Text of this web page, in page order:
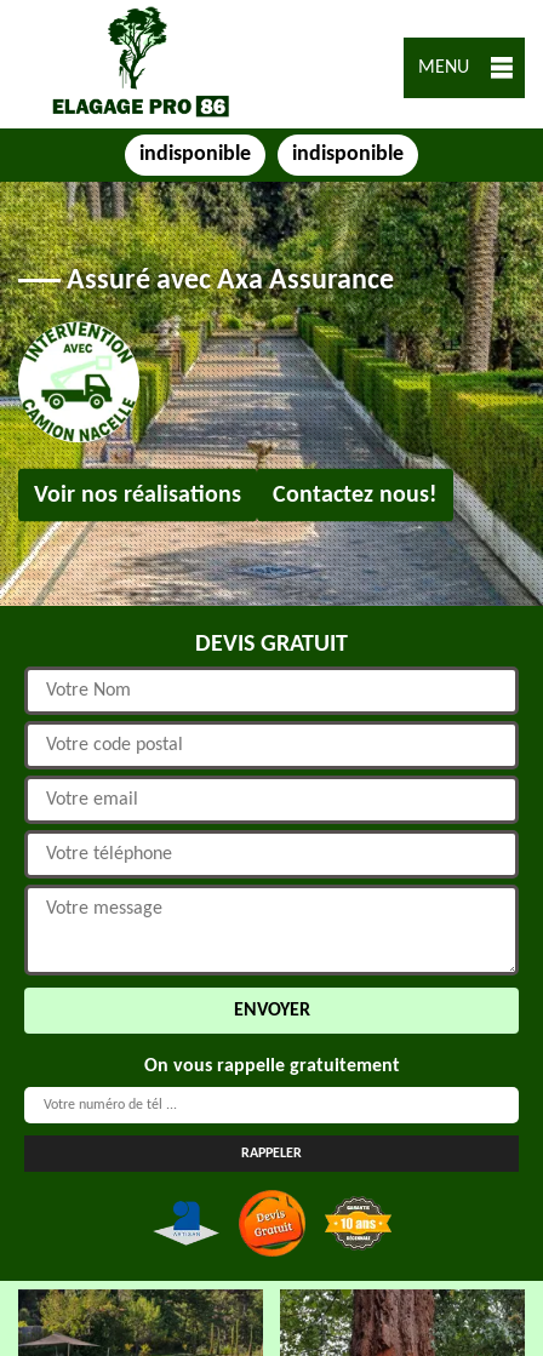
MENU
indisponible indisponible
Assuré avec Axa Assurance
Voir nos réalisations Contactez nous!
DEVIS GRATUIT
On vous rappelle gratuitement